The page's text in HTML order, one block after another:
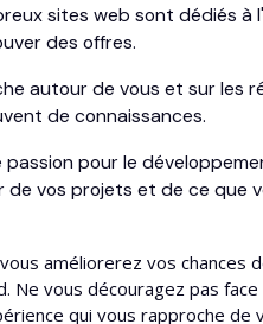
sites web sont dédiés à
des offres.
autour de vous et sur les
de connaissances.
pour le
vos projets et de ce que
améliorerez vos chances
Ne vous découragez pas
qui vous rapproche de